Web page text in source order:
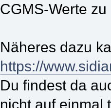
CGMS-Werte
Näheres dazu
https://
Du findest da
nicht auf einmal